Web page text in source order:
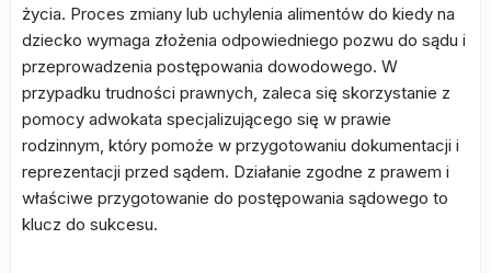
życia. Proces zmiany lub uchylenia alimentów do kiedy na
dziecko wymaga złożenia odpowiedniego pozwu do sądu i
przeprowadzenia postępowania dowodowego. W
przypadku trudności prawnych, zaleca się skorzystanie z
pomocy adwokata specjalizującego się w prawie
rodzinnym, który pomoże w przygotowaniu dokumentacji i
reprezentacji przed sądem. Działanie zgodne z prawem i
właściwe przygotowanie do postępowania sądowego to
klucz do sukcesu.